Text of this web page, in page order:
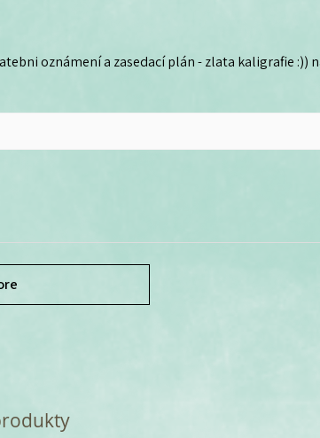
oznámení a zasedací plán - zlata kaligrafie